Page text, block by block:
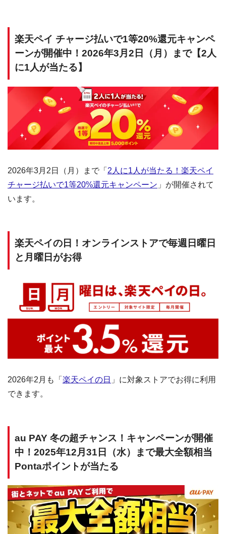
楽天ペイ チャージ払いで1等20%還元キャンペ
ーンが開催中！2026年3月2日（月）まで【2人
に1人が当たる】
2026年3月2日（月）まで「 2人に1人が当たる！楽天ペイ
チャージ払いで1等20%還元キャンペーン 」が開催されて
います。
楽天ペイの日！オンラインストアで毎週日曜日
と月曜日がお得
2026年2月も「 楽天ペイの日 」に対象ストアでお得に利用
できます。
au PAY 冬の超チャンス！キャンペーンが開催
中！2025年12月31日（水）まで最大全額相当
Pontaポイントが当たる